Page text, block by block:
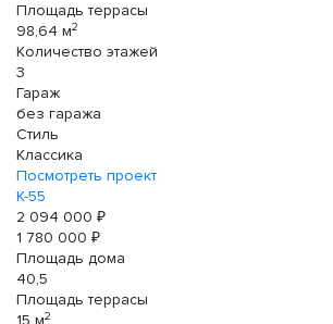
Площадь террасы
98,64 м2
Количество этажей
3
Гараж
без гаража
Стиль
Классика
Посмотреть проект
К-55
2 094 000 ₽
1 780 000 ₽
Площадь дома
40,5
Площадь террасы
15 м2